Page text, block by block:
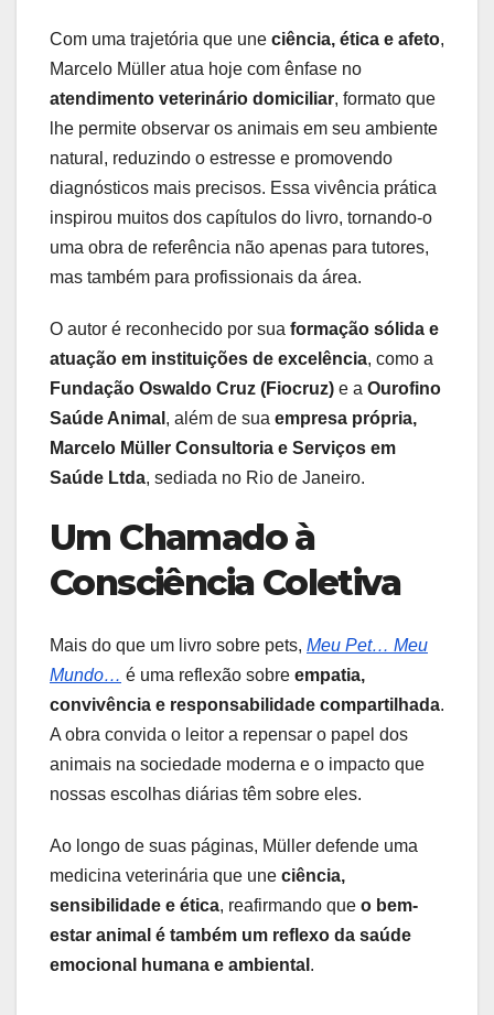
Com uma trajetória que une ciência, ética e afeto,
Marcelo Müller atua hoje com ênfase no
atendimento veterinário domiciliar, formato que
lhe permite observar os animais em seu ambiente
natural, reduzindo o estresse e promovendo
diagnósticos mais precisos. Essa vivência prática
inspirou muitos dos capítulos do livro, tornando-o
uma obra de referência não apenas para tutores,
mas também para profissionais da área.
O autor é reconhecido por sua formação sólida e
atuação em instituições de excelência, como a
Fundação Oswaldo Cruz (Fiocruz) e a Ourofino
Saúde Animal , além de sua empresa própria,
Marcelo Müller Consultoria e Serviços em
Saúde Ltda, sediada no Rio de Janeiro.
Um Chamado à
Consciência Coletiva
Mais do que um livro sobre pets, Meu Pet… Meu
Mundo… é uma reflexão sobre empatia,
convivência e responsabilidade compartilhada.
A obra convida o leitor a repensar o papel dos
animais na sociedade moderna e o impacto que
nossas escolhas diárias têm sobre eles.
Ao longo de suas páginas, Müller defende uma
medicina veterinária que une ciência,
sensibilidade e ética, reafirmando que o bem-
estar animal é também um reflexo da saúde
emocional humana e ambiental .